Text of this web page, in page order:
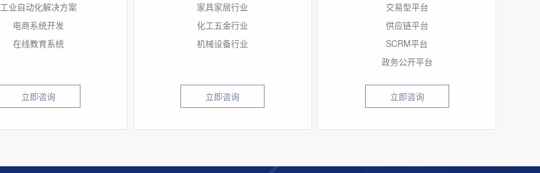
工业自动化解决方案
电商系统开发
在线教育系统
立即咨询
家具家居行业
化工五金行业
机械设备行业
立即咨询
交易型平台
供应链平台
SCRM平台
政务公开平台
立即咨询